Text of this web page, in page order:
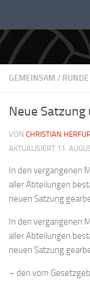
GEMEINSAM /
Neue
VON CHRISTIAN
AKTUALISIERT 11.
In den vergangenen
aller Abteilungen
neuen Satzung
In den vergangenen
aller Abteilungen
neuen Satzung
– den vom